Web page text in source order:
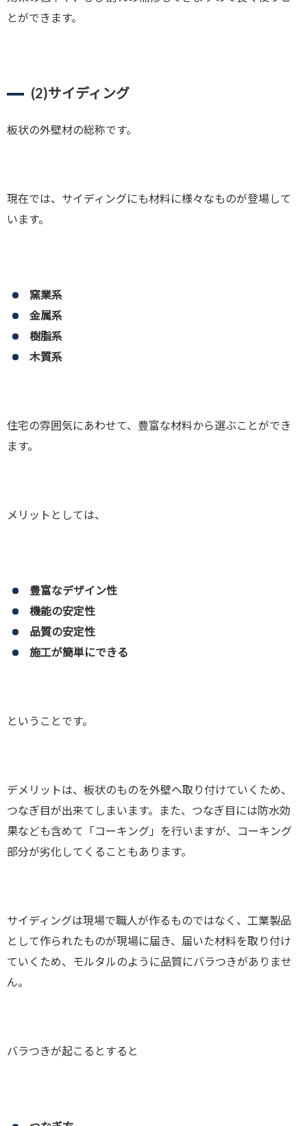
とができます。
(2)サイディング
板状の外壁材の総称です。
現在では、サイディングにも材料に様々なものが登場して
います。
窯業系
金属系
樹脂系
木質系
住宅の雰囲気にあわせて、豊富な材料から選ぶことができ
ます。
メリットとしては、
豊富なデザイン性
機能の安定性
品質の安定性
施工が簡単にできる
ということです。
デメリットは、板状のものを外壁へ取り付けていくため、
つなぎ目が出来てしまいます。また、つなぎ目には防水効
果なども含めて「コーキング」を行いますが、コーキング
部分が劣化してくることもあります。
サイディングは現場で職人が作るものではなく、工業製品
として作られたものが現場に届き、届いた材料を取り付け
ていくため、モルタルのように品質にバラつきがありませ
ん。
バラつきが起こるとすると